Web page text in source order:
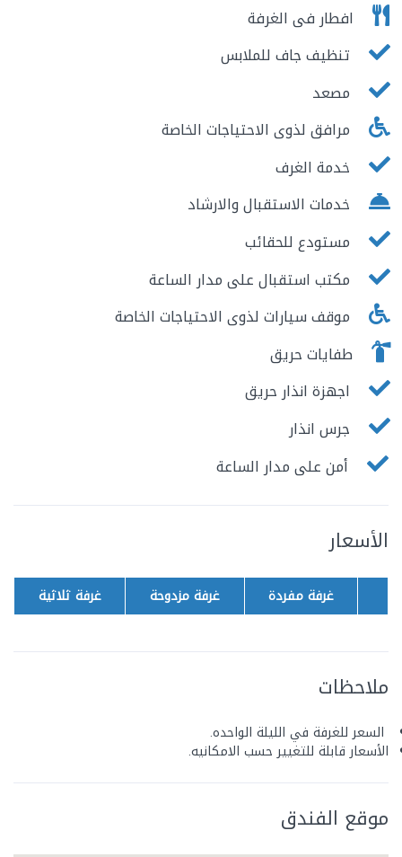
افطار فى الغرفة
تنظيف جاف للملابس
مصعد
مرافق لذوى الاحتياجات الخاصة
خدمة الغرف
خدمات الاستقبال والارشاد
مستودع للحقائب
مكتب استقبال على مدار الساعة
موقف سيارات لذوى الاحتياجات الخاصة
طفايات حريق
اجهزة انذار حريق
جرس انذار
أمن على مدار الساعة
الأسعار
غرفة مفردة غرفة مزدوحة غرفة ثلاثية
ملاحظات
السعر للغرفة في الليلة الواحده.
الأسعار قابلة للتغيير حسب الامكانيه.
موقع الفندق